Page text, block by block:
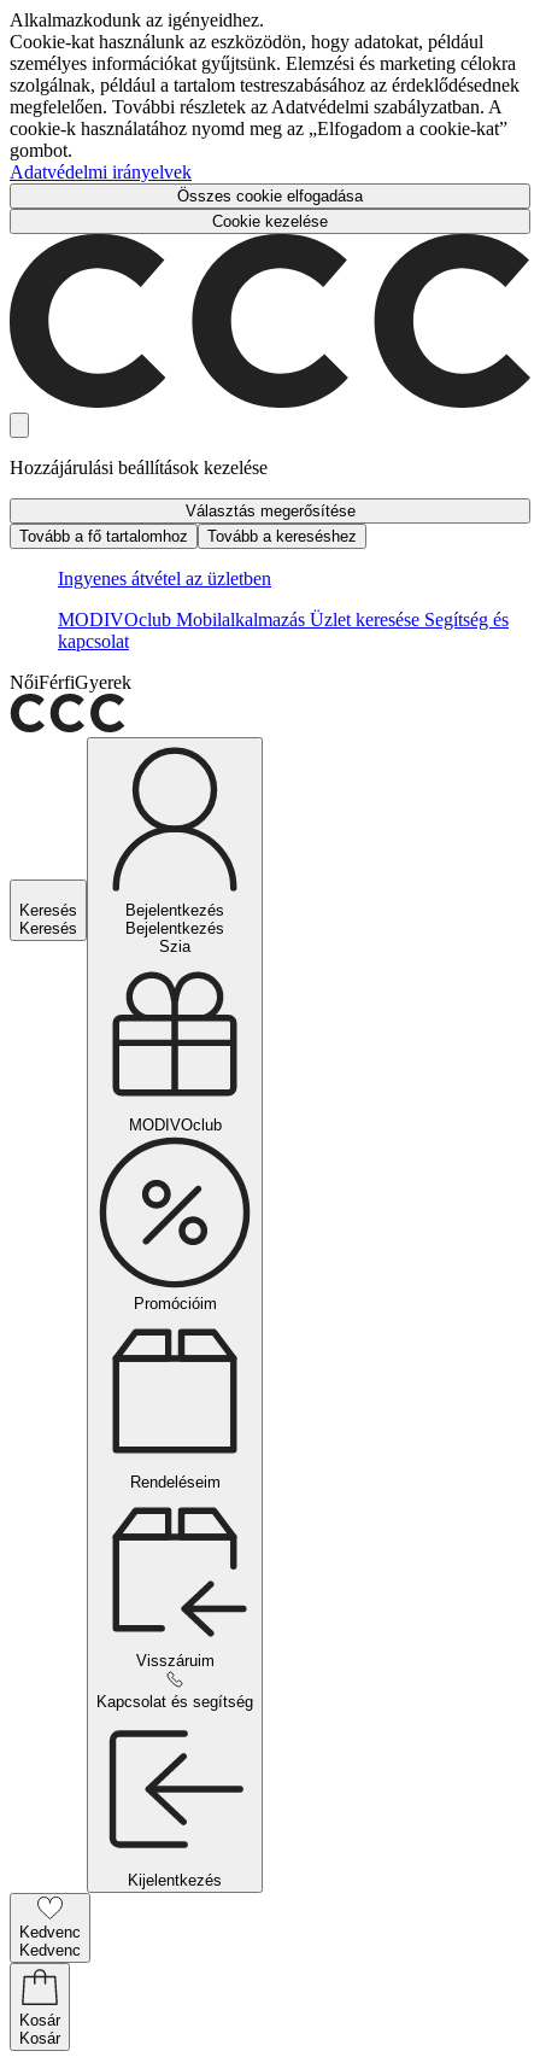
Alkalmazkodunk az igényeidhez.
Cookie-kat használunk az eszközödön, hogy adatokat, például
személyes információkat gyűjtsünk. Elemzési és marketing célokra
szolgálnak, például a tartalom testreszabásához az érdeklődésednek
megfelelően. További részletek az Adatvédelmi szabályzatban. A
cookie-k használatához nyomd meg az „Elfogadom a cookie-kat”
gombot.
Adatvédelmi irányelvek
Összes cookie elfogadása
Cookie kezelése
Hozzájárulási beállítások kezelése
Választás megerősítése
Tovább a fő tartalomhoz
Tovább a kereséshez
Ingyenes átvétel az üzletben
MODIVOclub Mobilalkalmazás Üzlet keresése Segítség és
kapcsolat
NőiFérfiGyerek
Keresés
Keresés
Bejelentkezés
Bejelentkezés
Szia
MODIVOclub
Promócióim
Rendeléseim
Visszáruim
Kapcsolat és segítség
Kijelentkezés
Kedvenc
Kedvenc
Kosár
Kosár